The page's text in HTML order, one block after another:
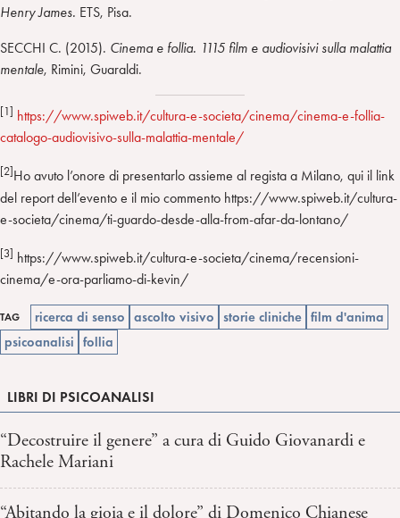
Henry James. ETS, Pisa.
SECCHI C. (2015). Cinema e follia. 1115 film e audiovisivi sulla malattia
mentale, Rimini, Guaraldi.
[1] https://www.spiweb.it/cultura-e-societa/cinema/cinema-e-follia-
catalogo-audiovisivo-sulla-malattia-mentale/
[2] Ho avuto l’onore di presentarlo assieme al regista a Milano, qui il link
del report dell’evento e il mio commento https://www.spiweb.it/cultura-
e-societa/cinema/ti-guardo-desde-alla-from-afar-da-lontano/
[3] https://www.spiweb.it/cultura-e-societa/cinema/recensioni-
cinema/e-ora-parliamo-di-kevin/
TAG ricerca di senso ascolto visivo storie cliniche film d'anima
psicoanalisi
follia
LIBRI DI PSICOANALISI
“Decostruire il genere” a cura di Guido Giovanardi e
Rachele Mariani
“Abitando la gioia e il dolore” di Domenico Chianese